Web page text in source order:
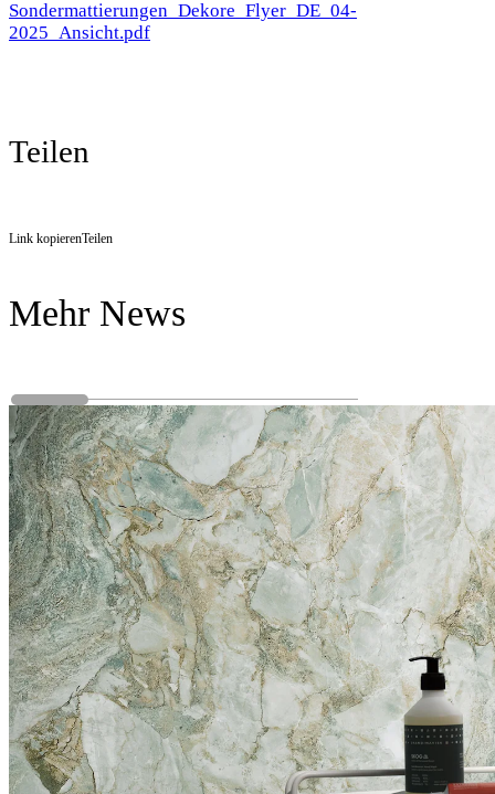
Sondermattierungen_Dekore_Flyer_DE_04-
2025_Ansicht.pdf
Teilen
Link kopierenTeilen
Mehr News